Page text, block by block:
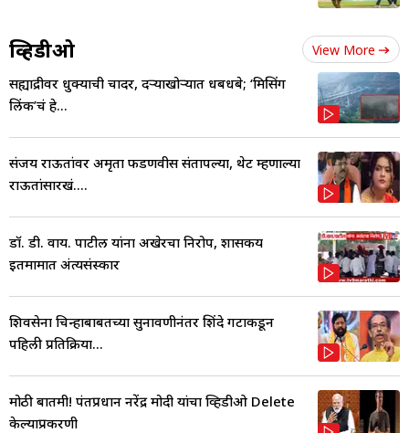
व्हिडीओ View More
सह्याद्रीवर धुक्याची चादर, दऱ्याखोऱ्यात धबधबे; ‘मिसिंग
लिंक’चं हे...
संजय राऊतांवर अमृता फडणवीस संतापल्या, थेट म्हणाल्या
राऊतांसारखं....
डॉ. डी. वाय. पाटील यांना अखेरचा निरोप, शासकीय
इतमामात अंत्यसंस्कार
शिवसेना चिन्हाबाबतच्या सुनावणीनंतर शिंदे गटाकडून
पहिली प्रतिक्रिया...
मोठी बातमी! पंतप्रधान नरेंद्र मोदी यांचा व्हिडीओ Delete
केल्याप्रकरणी